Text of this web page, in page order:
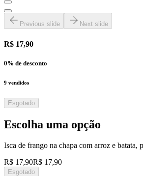
Previous slide Next slide
R$ 17,90
0% de desconto
9 vendidos
Esgotado
Escolha uma opção
Isca de frango na chapa com arroz e batata,
R$ 17,90R$ 17,90
Esgotado